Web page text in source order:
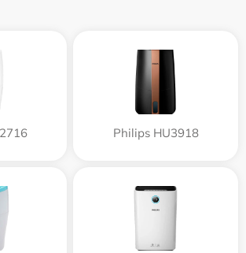
Philips HU3918